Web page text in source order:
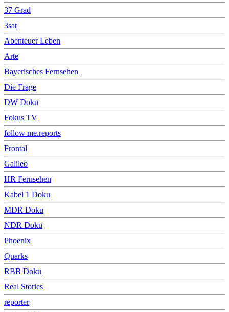
37 Grad
3sat
Abenteuer Leben
Arte
Bayerisches Fernsehen
Die Frage
DW Doku
Fokus TV
follow me.reports
Frontal
Galileo
HR Fernsehen
Kabel 1 Doku
MDR Doku
NDR Doku
Phoenix
Quarks
RBB Doku
Real Stories
reporter